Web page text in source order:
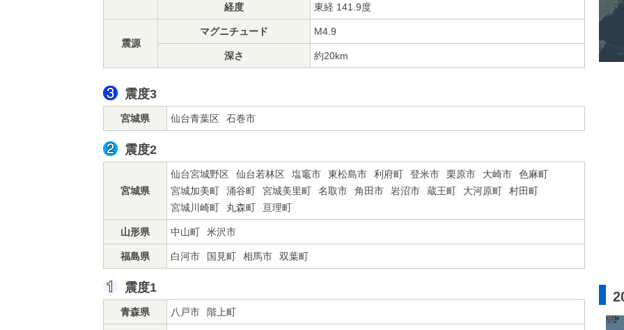
経度 東経 141.9度
震源
マグニチュード M4.9
深さ 約20km
震度3
宮城県 仙台青葉区 石巻市
震度2
宮城県
仙台宮城野区 仙台若林区 塩竈市 東松島市 利府町 登米市 栗原市 大崎市
色麻町
宮城加美町
涌谷町 宮城美里町 名取市 角田市 岩沼市 蔵王町 大河原町
村田町
宮城川崎町
丸森町 亘理町
山形県 中山町 米沢市
福島県 白河市 国見町 相馬市 双葉町
震度1
青森県 八戸市 階上町